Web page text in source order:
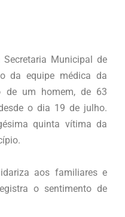
Municipal de
da equipe médica da
de um homem, de 63
o dia 19 de julho.
quinta vítima da
aos familiares e
o sentimento de